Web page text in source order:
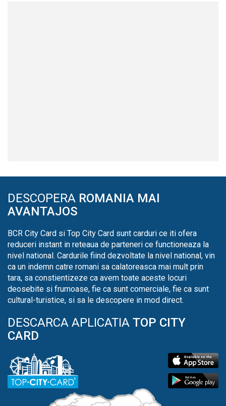
DESCOPERA ROMANIA MAI
AVANTAJOS
BCR City Card si Top City Card sunt carduri ce iti ofera
reduceri instant in reteaua de parteneri ce functioneaza la
nivel national. Cardurile fiind dezvoltate la nivel national, vin
ca un indemn catre romani sa calatoreasca mai mult prin
tara, sa constientizeze ca avem toate aceste locuri
deosebite si frumoase, fie ca sunt comerciale, fie ca sunt
cultural-turistice, si sa le descopere in mod direct.
DESCARCA APLICATIA TOP CITY
CARD